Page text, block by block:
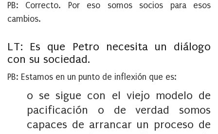
PB: Correcto. Por eso somos socios para esos
cambios.
LT: Es que Petro necesita un diálogo
con su sociedad.
PB: Estamos en un punto de inflexión que es:
o se sigue con el viejo modelo de
pacificación o de verdad somos
capaces de arrancar un proceso de